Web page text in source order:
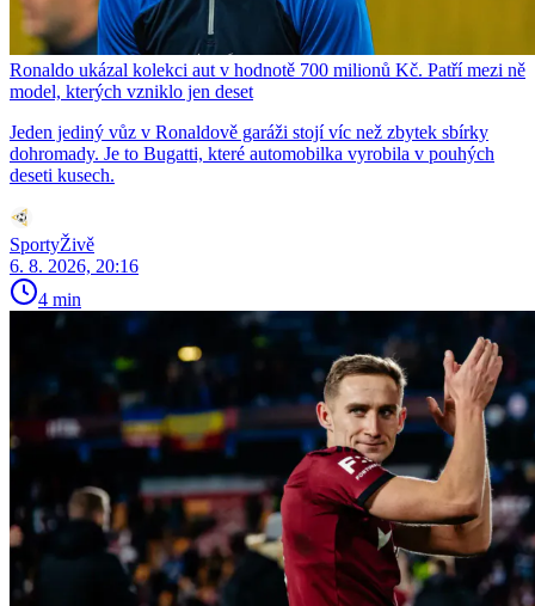
Ronaldo ukázal kolekci aut v hodnotě 700 milionů Kč. Patří mezi ně
model, kterých vzniklo jen deset
Jeden jediný vůz v Ronaldově garáži stojí víc než zbytek sbírky
dohromady. Je to Bugatti, které automobilka vyrobila v pouhých
deseti kusech.
SportyŽivě
6. 8. 2026, 20:16
4 min